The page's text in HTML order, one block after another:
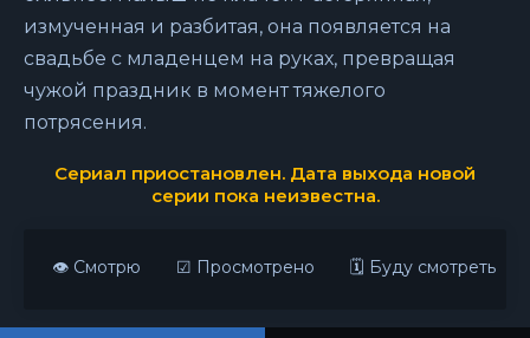
измученная и разбитая, она появляется на
свадьбе с младенцем на руках, превращая
чужой праздник в момент тяжелого
потрясения.
Сериал приостановлен. Дата выхода новой
серии пока неизвестна.
👁 Смотрю ☑ Просмотрено 🗓 Буду смотреть